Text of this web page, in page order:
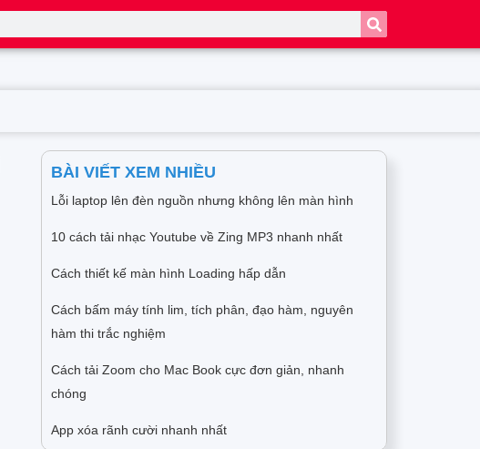
BÀI VIẾT XEM NHIỀU
Lỗi laptop lên đèn nguồn nhưng không lên màn hình
10 cách tải nhạc Youtube về Zing MP3 nhanh nhất
Cách thiết kế màn hình Loading hấp dẫn
Cách bấm máy tính lim, tích phân, đạo hàm, nguyên
hàm thi trắc nghiệm
Cách tải Zoom cho Mac Book cực đơn giản, nhanh
chóng
App xóa rãnh cười nhanh nhất